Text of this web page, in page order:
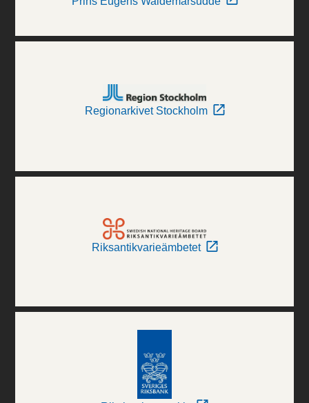
Regionarkivet Stockholm
Riksantikvarieämbetet